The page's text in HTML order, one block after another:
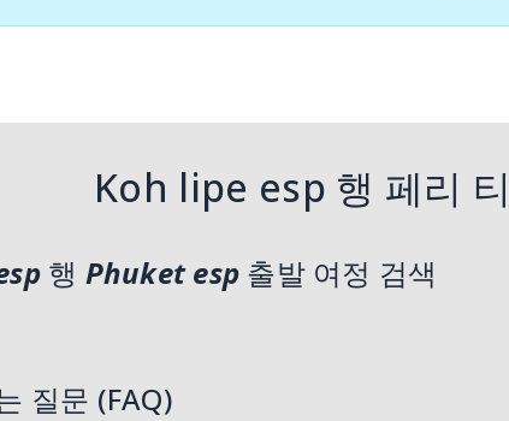
Koh lipe esp 행 페리
행 Phuket esp 출발 여정 검색
질문 (FAQ)